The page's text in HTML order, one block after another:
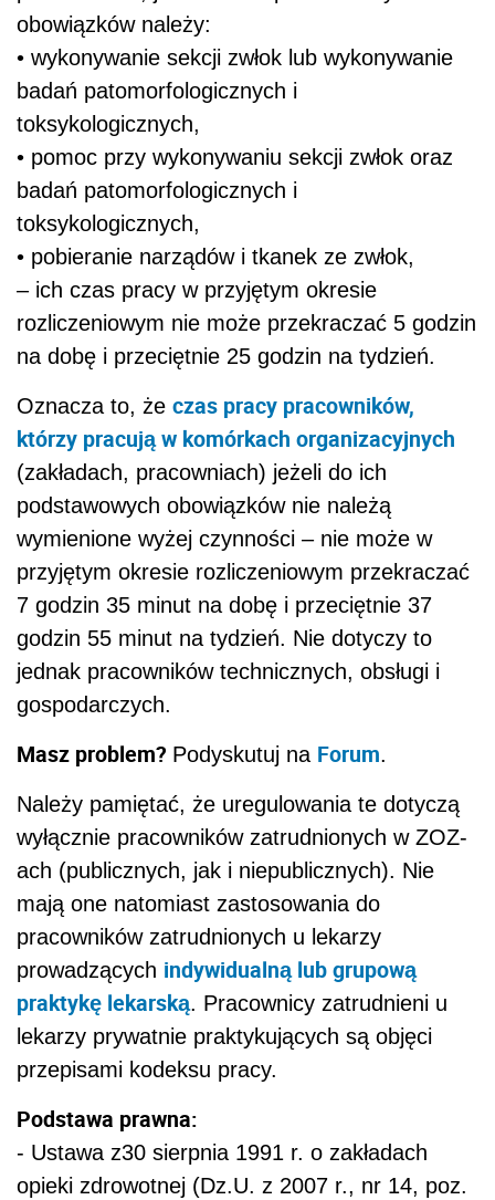
obowiązków należy:
• wykonywanie sekcji zwłok lub wykonywanie
badań patomorfologicznych i
toksykologicznych,
• pomoc przy wykonywaniu sekcji zwłok oraz
badań patomorfologicznych i
toksykologicznych,
• pobieranie narządów i tkanek ze zwłok,
– ich czas pracy w przyjętym okresie
rozliczeniowym nie może przekraczać 5 godzin
na dobę i przeciętnie 25 godzin na tydzień.
Oznacza to, że czas pracy pracowników,
którzy pracują w komórkach organizacyjnych
(zakładach, pracowniach) jeżeli do ich
podstawowych obowiązków nie należą
wymienione wyżej czynności – nie może w
przyjętym okresie rozliczeniowym przekraczać
7 godzin 35 minut na dobę i przeciętnie 37
godzin 55 minut na tydzień. Nie dotyczy to
jednak pracowników technicznych, obsługi i
gospodarczych.
Masz problem? Podyskutuj na Forum.
Należy pamiętać, że uregulowania te dotyczą
wyłącznie pracowników zatrudnionych w ZOZ-
ach (publicznych, jak i niepublicznych). Nie
mają one natomiast zastosowania do
pracowników zatrudnionych u lekarzy
prowadzących indywidualną lub grupową
praktykę lekarską. Pracownicy zatrudnieni u
lekarzy prywatnie praktykujących są objęci
przepisami kodeksu pracy.
Podstawa prawna:
- Ustawa z30 sierpnia 1991 r. o zakładach
opieki zdrowotnej (Dz.U. z 2007 r., nr 14, poz.